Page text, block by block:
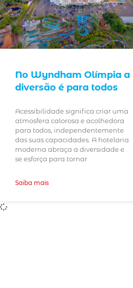
No Wyndham Olímpia a
diversão é para todos
Acessibilidade significa criar uma
atmosfera calorosa e acolhedora
para todos, independentemente
das suas capacidades. A hotelaria
moderna abraça a diversidade e
se esforça para tornar
Saiba mais